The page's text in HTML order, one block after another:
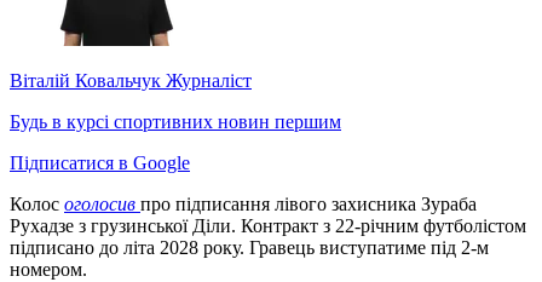
Віталій Ковальчук Журналіст
Будь в курсі спортивних новин першим
Підписатися в Google
Колос оголосив про підписання лівого захисника Зураба
Рухадзе з грузинської Діли. Контракт з 22-річним футболістом
підписано до літа 2028 року. Гравець виступатиме під 2-м
номером.